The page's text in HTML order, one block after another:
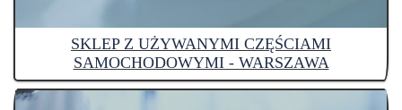
SKLEP Z UŻYWANYMI CZĘŚCIAMI
SAMOCHODOWYMI - WARSZAWA